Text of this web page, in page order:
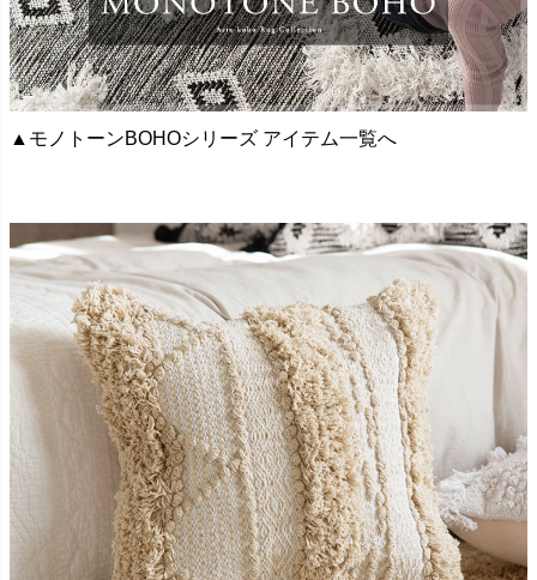
▲モノトーンBOHOシリーズ アイテム一覧へ